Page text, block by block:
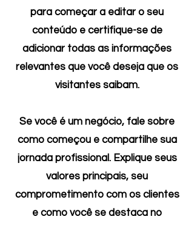
para começar a editar o seu
conteúdo e certifique-se de
adicionar todas as informações
relevantes que você deseja que os
visitantes saibam.
Se você é um negócio, fale sobre
como começou e compartilhe sua
jornada profissional. Explique seus
valores principais, seu
comprometimento com os clientes
e como você se destaca no